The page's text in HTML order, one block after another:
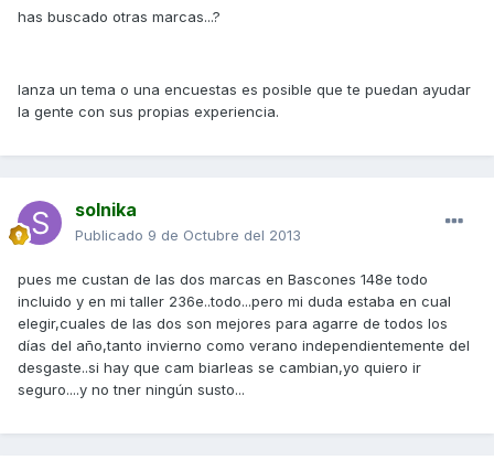
has buscado otras marcas...?
lanza un tema o una encuestas es posible que te puedan ayudar
la gente con sus propias experiencia.
solnika
Publicado 9 de Octubre del 2013
pues me custan de las dos marcas en Bascones 148e todo
incluido y en mi taller 236e..todo...pero mi duda estaba en cual
elegir,cuales de las dos son mejores para agarre de todos los
días del año,tanto invierno como verano independientemente del
desgaste..si hay que cam biarleas se cambian,yo quiero ir
seguro....y no tner ningún susto...